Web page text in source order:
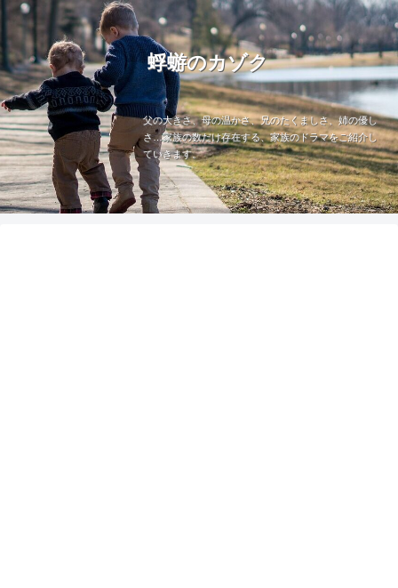
蜉蝣のカゾク
父の大きさ、母の温かさ、兄のたくましさ、姉の優し
さ…家族の数だけ存在する、家族のドラマをご紹介し
ていきます。